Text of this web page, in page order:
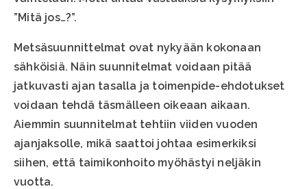
”Mitä jos…?”.
Metsäsuunnittelmat ovat nykyään kokonaan
sähköisiä. Näin suunnitelmat voidaan pitää
jatkuvasti ajan tasalla ja toimenpide-ehdotukset
voidaan tehdä täsmälleen oikeaan aikaan.
Aiemmin suunnitelmat tehtiin viiden vuoden
ajanjaksolle, mikä saattoi johtaa esimerkiksi
siihen, että taimikonhoito myöhästyi neljäkin
vuotta.